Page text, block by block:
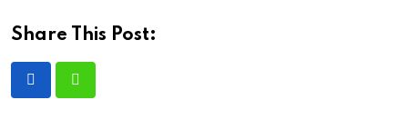
Share This Post: